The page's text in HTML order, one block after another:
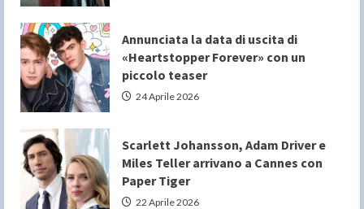
Annunciata la data di uscita di
«Heartstopper Forever» con un
piccolo teaser
24 Aprile 2026
Scarlett Johansson, Adam Driver e
Miles Teller arrivano a Cannes con
Paper Tiger
22 Aprile 2026